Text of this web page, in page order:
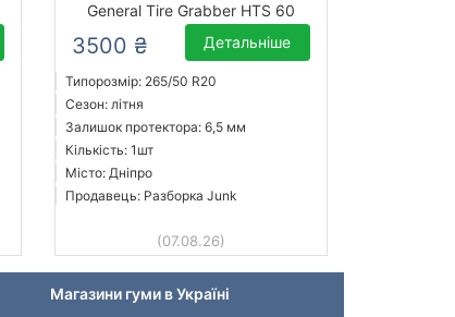
General Tire Grabber HTS 60
3500 ₴ Детальніше
Типорозмір: 265/50 R20
Сезон: літня
Залишок протектора: 6,5 мм
Кількість: 1шт
Місто: Дніпро
Продавець: Разборка Junk
(07.08.26)
Магазини гуми в Україні